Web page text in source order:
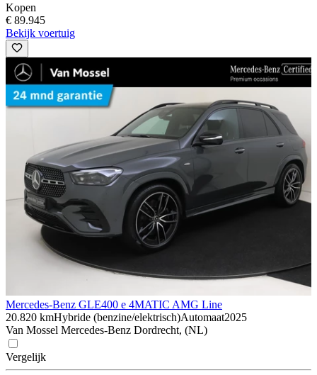
Kopen
€ 89.945
Bekijk voertuig
Mercedes-Benz GLE400 e 4MATIC AMG Line
20.820 kmHybride (benzine/elektrisch)Automaat2025
Van Mossel Mercedes-Benz Dordrecht, (NL)
Vergelijk